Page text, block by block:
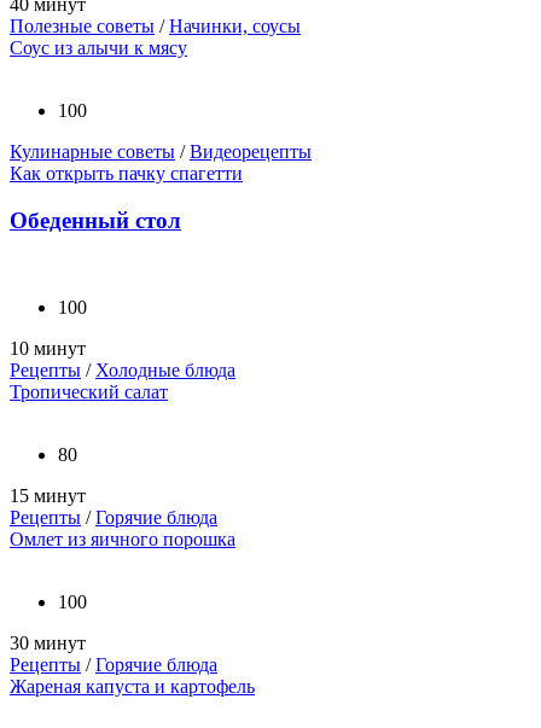
Полезные советы /Начинки, соусы
Соус из алычи к мясу
100
Кулинарные советы /Видеорецепты
Как открыть пачку спагетти
Обеденный стол
100
10 минут
Рецепты / Холодные блюда
Тропический салат
80
15 минут
Рецепты /Горячие блюда
Омлет из яичного порошка
100
30 минут
Рецепты /Горячие блюда
Жареная капуста и картофель